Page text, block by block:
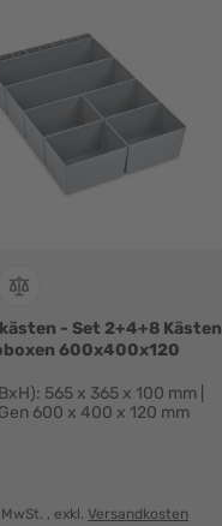
- Set 2+4+8 Kästen
600x400x120
565 x 365 x 100 mm |
600 x 400 x 120 mm
, exkl. Versandkosten